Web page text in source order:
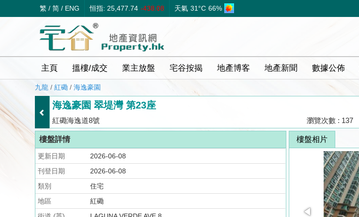
繁 / 简 / ENG 恒指: 25,477.74 -438.08 天氣 31°C 66%
主頁 搵樓/成交 業主放盤 宅谷按揭 地產博客 地產新聞 數據公佈
九龍 / 紅磡 / 海逸豪園
海逸豪園 翠堤灣 第23座
紅磡海逸道8號
瀏覽次數 : 137
樓盤詳情
更新日期
2026-06-08
刊登日期
2026-06-08
類別
住宅
地區
紅磡
樓盤相片